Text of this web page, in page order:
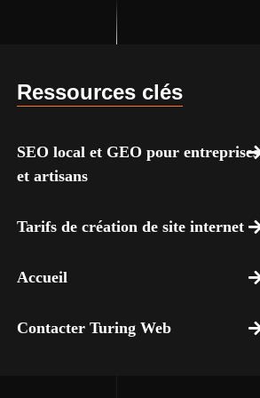
Ressources clés
SEO local et GEO pour entreprises
et artisans
Tarifs de création de site internet
Accueil
Contacter Turing Web